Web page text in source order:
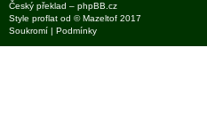
Český překlad – phpBB.cz
Style proflat od ©Mazeltof 2017
Soukromí | Podmínky